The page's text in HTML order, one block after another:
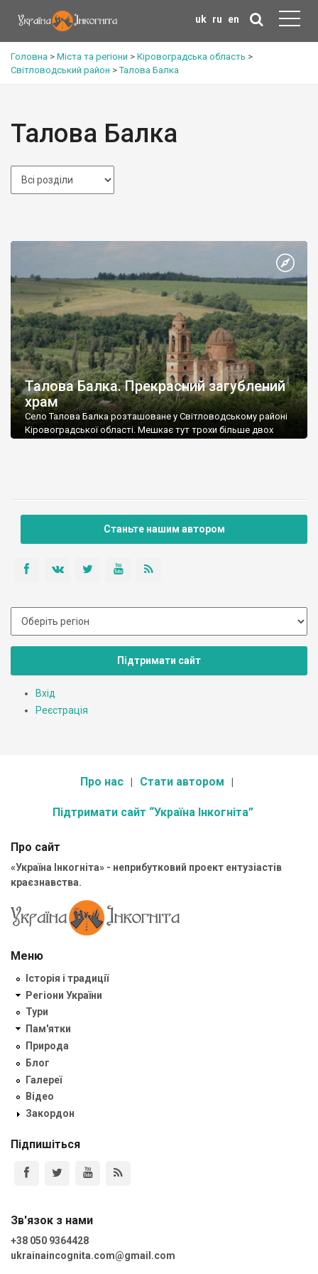
uk ru en
Головна > Міста та регіони > Кіровоградська область >
Світловодський район >Талова Балка
Талова Балка
Талова Балка. Прекрасний загублений
храм
Село Талова Балка розташоване у Світловодському районі
Кіровоградської області. Мешкає тут трохи більше двох
Станьте нашим автором
Підтримати сайт
Вхід
Реєстрація
Про нас Стати автором
Підтримати сайт “Україна Інкогніта”
Про сайт
«Україна Інкогніта» - неприбутковий проект ентузіастів
краєзнавства.
Меню
Історія і традиції
Регіони України
Тури
Пам'ятки
Природа
Блог
Галереї
Відео
Закордон
Підпишіться
Зв'язок з нами
+38 050 9364428
ukrainaincognita.com@gmail.com